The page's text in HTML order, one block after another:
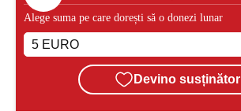
Alege suma pe care dorești să o donezi lunar
Devino susținător